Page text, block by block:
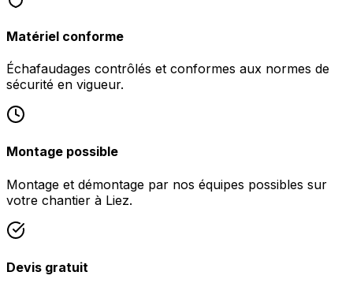
Matériel conforme
Échafaudages contrôlés et conformes aux normes de
sécurité en vigueur.
Montage possible
Montage et démontage par nos équipes possibles sur
votre chantier à Liez.
Devis gratuit